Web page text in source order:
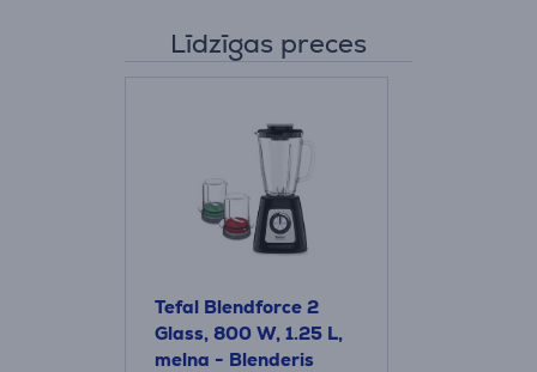
Līdzīgas preces
Tefal Blendforce 2
Glass, 800 W, 1.25 L,
melna - Blenderis